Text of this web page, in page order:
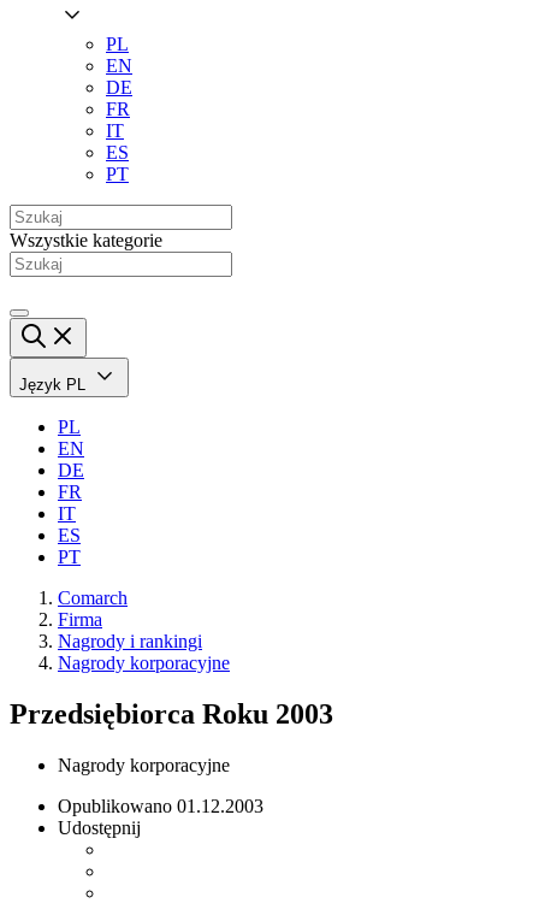
PL
EN
DE
FR
IT
ES
PT
Wszystkie kategorie
Język PL
PL
EN
DE
FR
IT
ES
PT
Comarch
Firma
Nagrody i rankingi
Nagrody korporacyjne
Przedsiębiorca Roku 2003
Nagrody korporacyjne
Opublikowano 01.12.2003
Udostępnij